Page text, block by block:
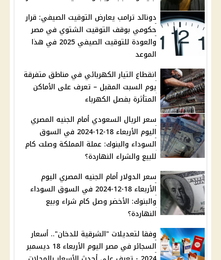
دونالد ترامب يعارض التوقيت الصيفي: قرار
حكومي بوقف التوقيت الشتوي في مصر
والعودة للتوقيت الصيفي 2025 في هذا
الموعد
انقطاع التيار الكهربائي في مناطق متفرقة
يوم السبت المقبل – تعرف على الأماكن
المتأثرة بفصل الكهرباء
سعر الريال السعودي أمام الجنيه المصري
اليوم الأربعاء 18-12-2024 في السوق
السوداء والبنوك: عملة المملكة وصلت كام
للبيع والشراء النهاردة؟
سعر الدولار أمام الجنيه المصري اليوم
الأربعاء 18-12-2024 في السوق السوداء
والبنوك: الأخضر وصل كام شراء وبيع
النهاردة؟
وفقا لتعديلات "الشرقية للدخان".. أسعار
السجائر في مصر اليوم الأربعاء 18 ديسمبر